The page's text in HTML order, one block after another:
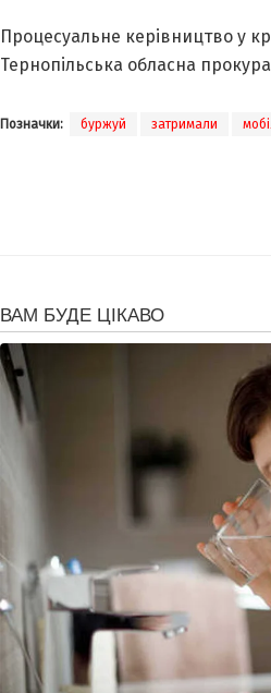
Процесуальне керівництво у
Тернопільська обласна
Позначки: буржуй затримали